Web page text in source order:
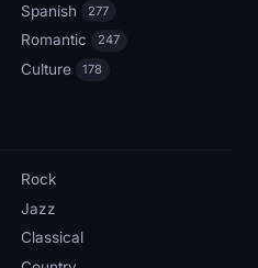
Spanish 277
Romantic 247
Culture 178
Rock
Jazz
Classical